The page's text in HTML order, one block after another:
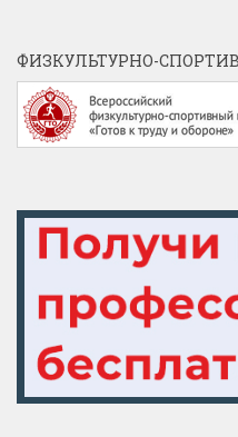
ФИЗКУЛЬТУРНО-